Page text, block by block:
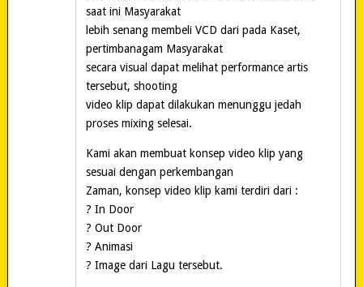
saat ini Masyarakat
lebih senang membeli VCD dari pada Kaset,
pertimbanagam Masyarakat
secara visual dapat melihat performance artis
tersebut, shooting
video klip dapat dilakukan menunggu jedah
proses mixing selesai.
Kami akan membuat konsep video klip yang
sesuai dengan perkembangan
Zaman, konsep video klip kami terdiri dari :
? In Door
? Out Door
? Animasi
? Image dari Lagu tersebut.